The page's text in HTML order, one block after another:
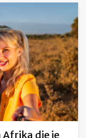
Afrika die je